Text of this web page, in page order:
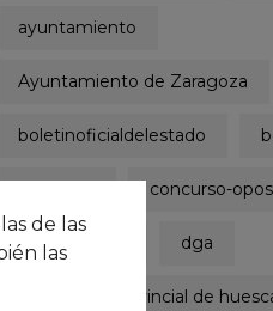
ayuntamiento
Ayuntamiento de Zaragoza
boletinoficialdelestado
concurso-
convocatoria dga
diputación provincial de
de las
las